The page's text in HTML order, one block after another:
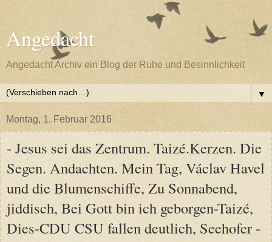
Angedacht
Angedacht Archiv ein Blog der Ruhe und Besinnlichkeit
▼
Montag, 1. Februar 2016
- Jesus sei das Zentrum. Taizé.Kerzen. Die
Segen. Andachten. Mein Tag, Václav Havel
und die Blumenschiffe, Zu Sonnabend,
jiddisch, Bei Gott bin ich geborgen-Taizé,
Dies-CDU CSU fallen deutlich, Seehofer -